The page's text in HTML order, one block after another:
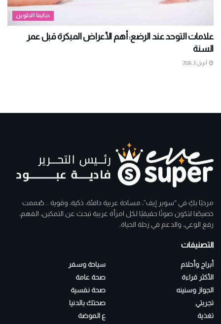
حبايبنا الحلوين
علامات التوحد عند الرضع: أهم الأعراض المبكرة قبل عمر
السنة
أبريل 3, 2026
مرحبًا بكِ في “سوبر إيف”، مساحة عربية دافئة، ذكية، وقوية .. صُممت
خصيصًا لتكون صوتًا حقيقيًا لكل امرأة عربية تبحث عن التمكين، الفهم،
رفع الوعي، والدعم في رحلة الحياة.
التصنيفات
أبراج وأحلام
الأكثر قراءة
الجواز وسنينه
تجربتي
تغذية
سياحة وسفر
صحة عامة
صحة نفسية
صحتك بالدنيا
ع الموضة